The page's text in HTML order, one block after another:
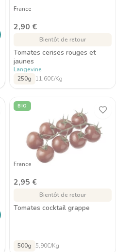
France
2,90 €
Bientôt de retour
Tomates cerises rouges et
jaunes
Langevine
250g
11,60€/Kg
BIO
France
2,95 €
Bientôt de retour
Tomates cocktail grappe
500g 5,90€/Kg